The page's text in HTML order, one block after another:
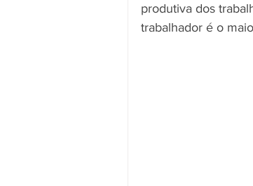
produtiva dos
trabalhador é o